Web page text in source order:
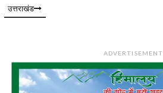
उत्तराखंड
ADVERTISEMENT